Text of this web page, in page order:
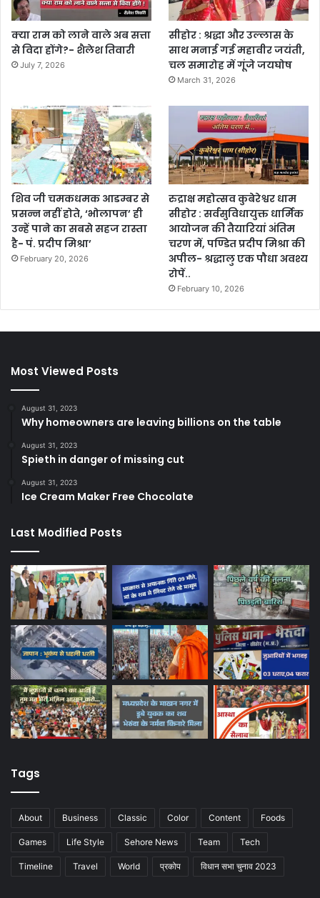
क्या राम को लाने वाले अब सत्ता
से विदा होंगे?- शैलेश तिवारी
July 7, 2026
सीहोर : श्रद्धा और उल्लास के
साथ मनाई गई महावीर जयंती,
चल समारोह में गूंजे जयघोष
March 31, 2026
शिव जी चमकधमक आडम्बर से
प्रसन्न नहीं होते, ‘भोलापन’ ही
उन्हें पाने का सबसे सहज रास्ता
है- पं. प्रदीप मिश्रा’
February 20, 2026
रुद्राक्ष महोत्सव कुबेरेश्वर धाम
सीहोर : सर्वसुविधायुक्त धार्मिक
आयोजन की तैयारियां अंतिम
चरण में, पण्डित प्रदीप मिश्रा की
अपील- श्रद्धालु एक पौधा अवश्य
रोपें..
February 10, 2026
Most Viewed Posts
August 31, 2023
Why homeowners are leaving billions on the table
August 31, 2023
Spieth in danger of missing cut
August 31, 2023
Ice Cream Maker Free Chocolate
Last Modified Posts
Tags
About Business Classic Color Content Foods
Games Life Style Sehore News Team Tech
Timeline Travel World प्रकोप विधान सभा चुनाव 2023